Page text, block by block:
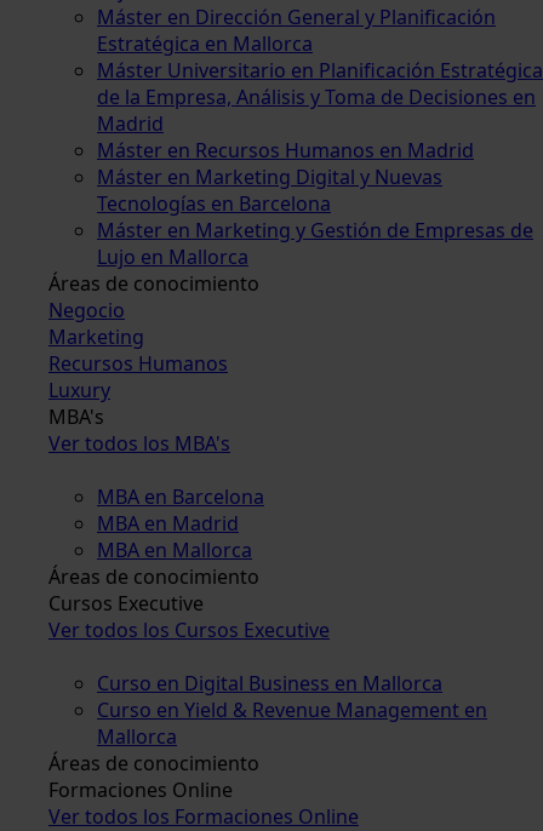
Máster en Dirección General y Planificación
Estratégica en Mallorca
Máster Universitario en Planificación Estratégica
de la Empresa, Análisis y Toma de Decisiones en
Madrid
Máster en Recursos Humanos en Madrid
Máster en Marketing Digital y Nuevas
Tecnologías en Barcelona
Máster en Marketing y Gestión de Empresas de
Lujo en Mallorca
Áreas de conocimiento
Negocio
Marketing
Recursos Humanos
Luxury
MBA's
Ver todos los MBA's
MBA en Barcelona
MBA en Madrid
MBA en Mallorca
Áreas de conocimiento
Cursos Executive
Ver todos los Cursos Executive
Curso en Digital Business en Mallorca
Curso en Yield & Revenue Management en
Mallorca
Áreas de conocimiento
Formaciones Online
Ver todos los Formaciones Online